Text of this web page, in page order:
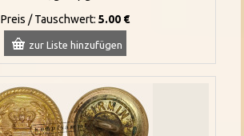
Preis / Tauschwert: 5.00 €
zur Liste hinzufügen